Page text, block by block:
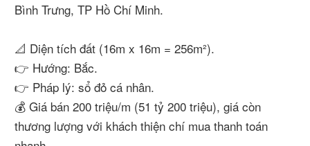
Bình Trưng, TP Hồ Chí Minh.
📐 Diện tích đất (16m x 16m = 256m²).
👉 Hướng: Bắc.
👉 Pháp lý: sổ đỏ cá nhân.
💰 Giá bán 200 triệu/m (51 tỷ 200 triệu), giá còn
thương lượng với khách thiện chí mua thanh toán